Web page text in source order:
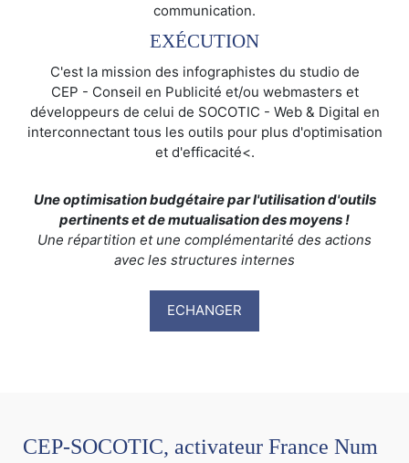
communication.
EXÉCUTION
C'est la mission des infographistes du studio de
CEP - Conseil en Publicité et/ou webmasters et
développeurs de celui de SOCOTIC - Web & Digital en
interconnectant tous les outils pour plus d'optimisation
et d'efficacité<.
Une optimisation budgétaire par l'utilisation d'outils
pertinents et de mutualisation des moyens !
Une répartition et une complémentarité des actions
avec les structures internes
ECHANGER
CEP-SOCOTIC, activateur France Num